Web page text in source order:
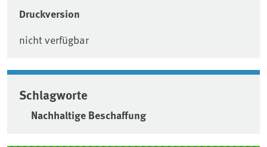
Druckversion
nicht verfügbar
Schlagworte
Nachhaltige Beschaffung